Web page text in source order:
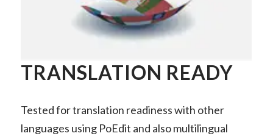
TRANSLATION READY
Tested for translation readiness with other
languages using PoEdit and also multilingual